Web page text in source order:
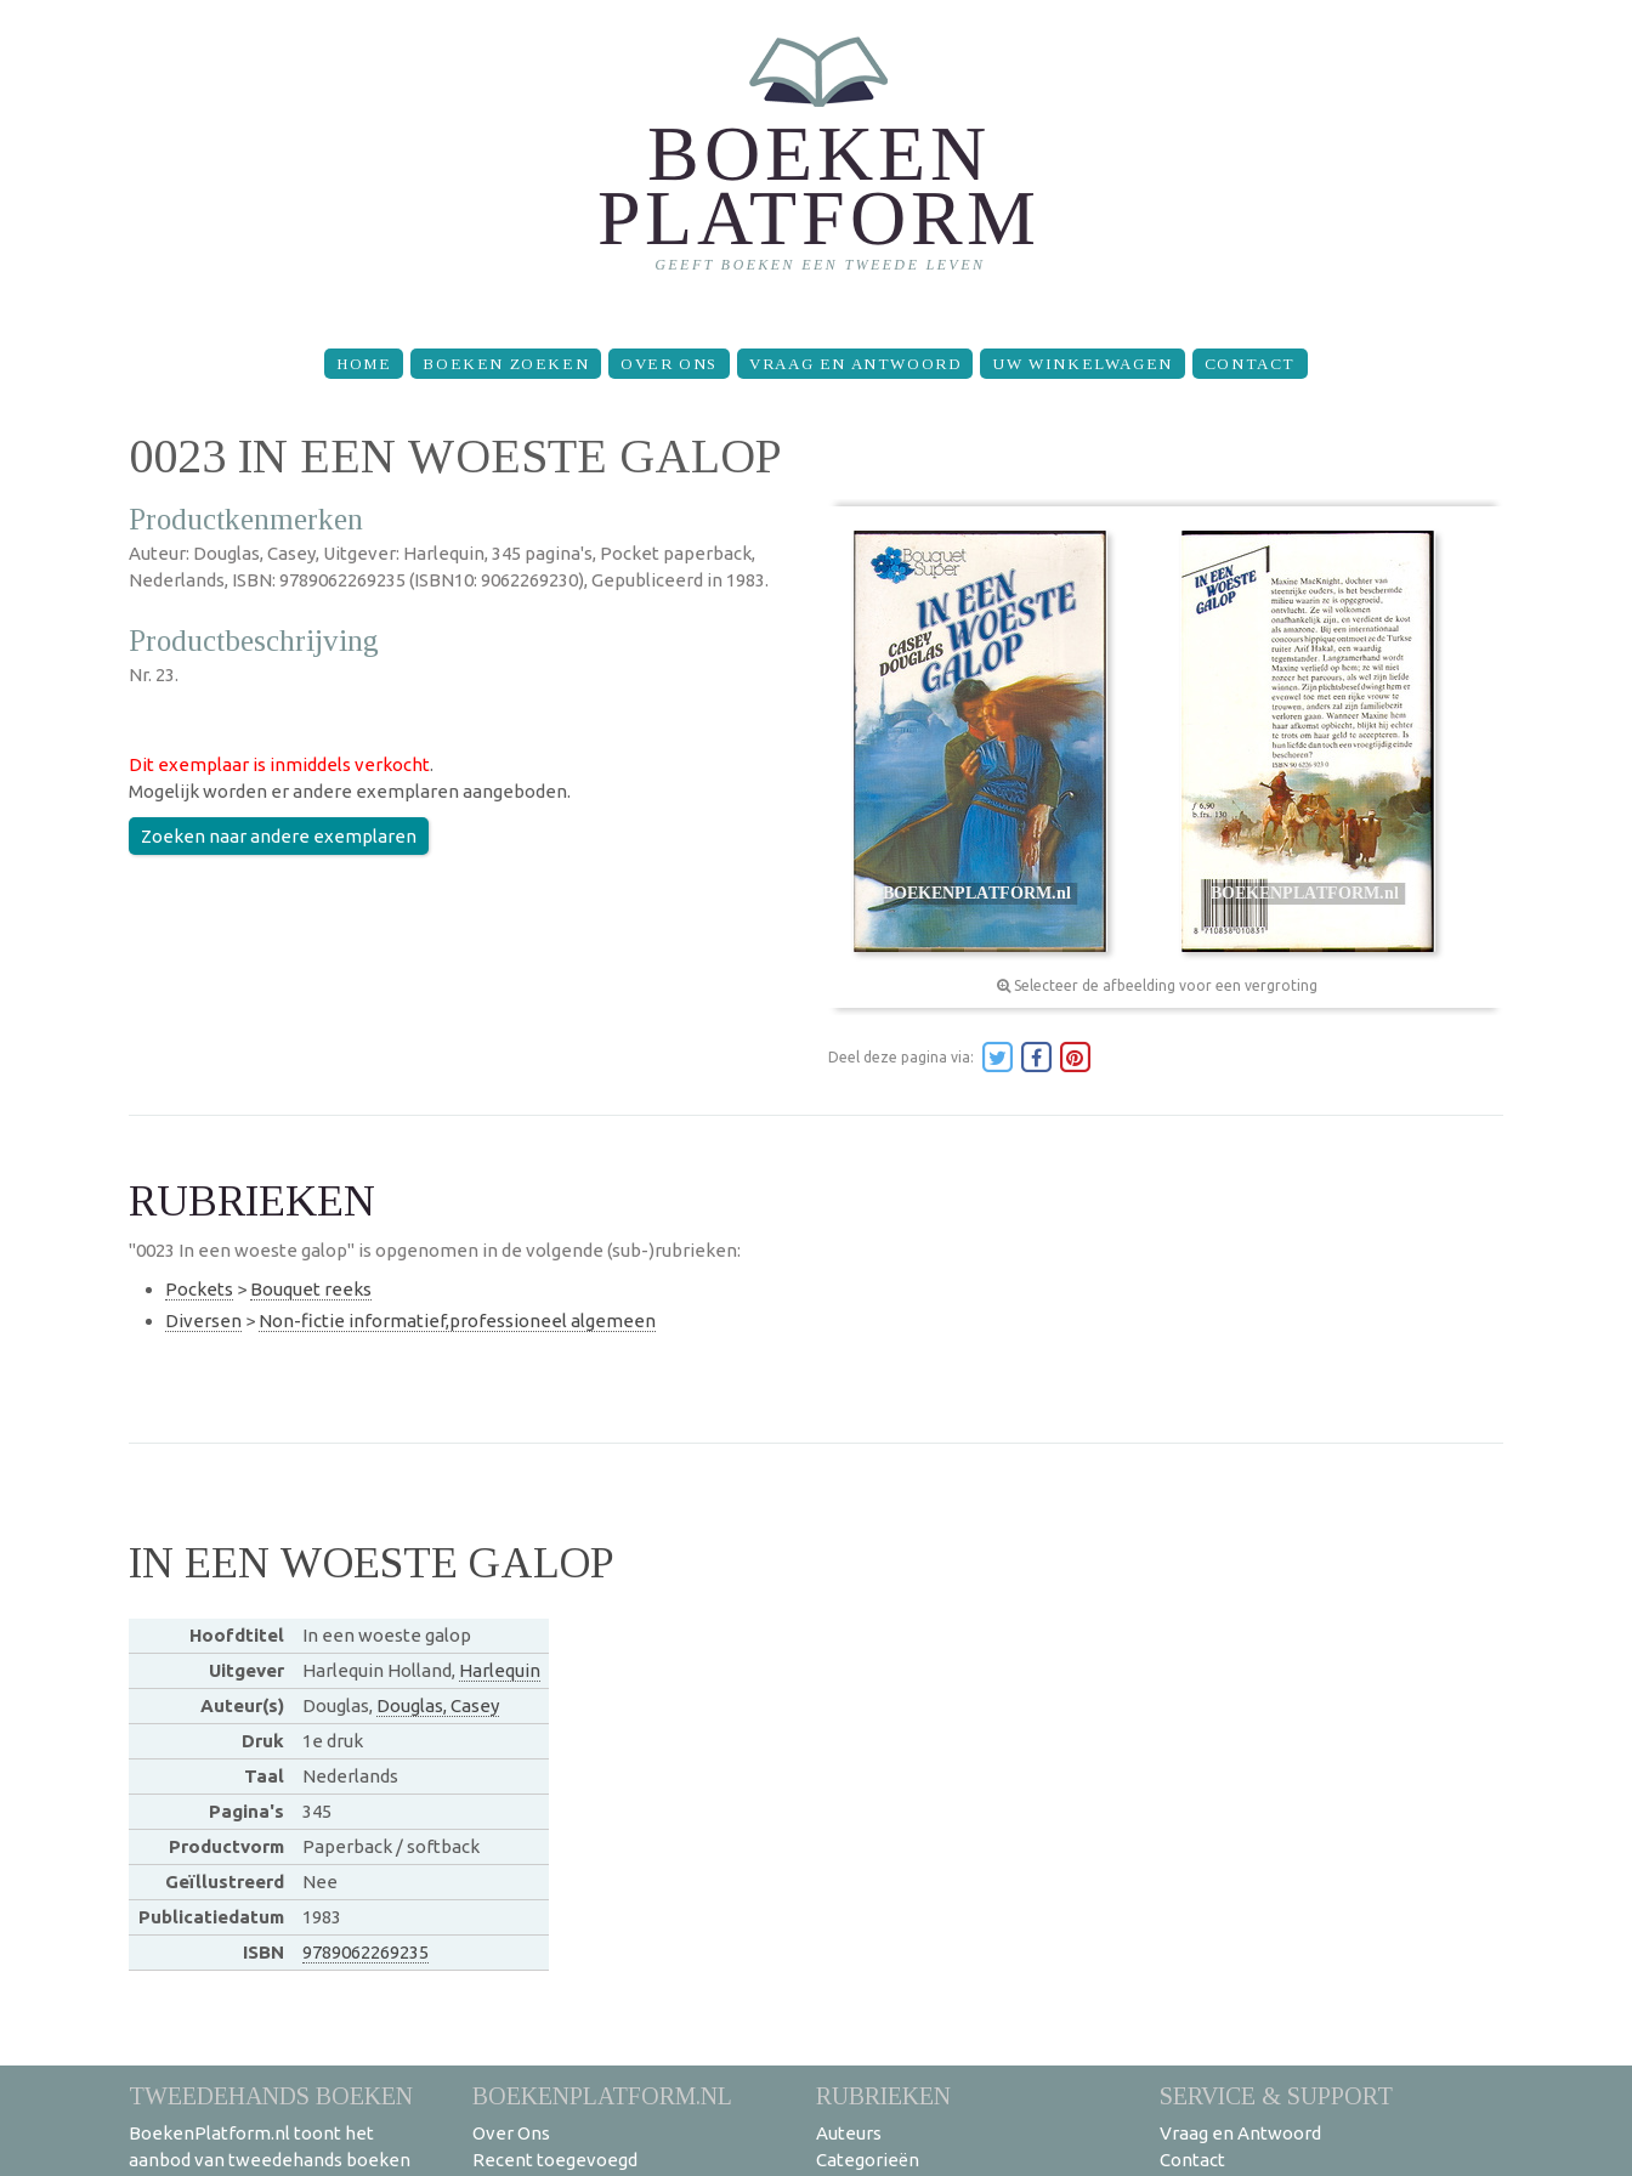
HOME BOEKEN ZOEKEN OVER ONS VRAAG EN ANTWOORD UW WINKELWAGEN CONTACT
0023 IN EEN WOESTE GALOP
Productkenmerken
Auteur: Douglas, Casey, Uitgever: Harlequin, 345 pagina's, Pocket paperback,
Nederlands, ISBN: 9789062269235 (ISBN10: 9062269230), Gepubliceerd in 1983.
Productbeschrijving
Nr. 23.
Dit exemplaar is inmiddels verkocht.
Mogelijk worden er andere exemplaren aangeboden.
Zoeken naar andere exemplaren
Selecteer de afbeelding voor een vergroting
Deel deze pagina via:
RUBRIEKEN
"0023 In een woeste galop" is opgenomen in de volgende (sub-)rubrieken:
Pockets > Bouquet reeks
Diversen > Non-fictie informatief,professioneel algemeen
IN EEN WOESTE GALOP
Hoofdtitel
In een woeste galop
Uitgever
Harlequin Holland, Harlequin
Auteur(s)
Douglas, Douglas, Casey
Druk
1e druk
Taal
Nederlands
Pagina's
345
Productvorm
Paperback / softback
Geïllustreerd
Nee
Publicatiedatum
1983
ISBN
9789062269235
TWEEDEHANDS BOEKEN
BoekenPlatform.nl toont het
aanbod van tweedehands boeken
BOEKENPLATFORM.NL
Over Ons
Recent toegevoegd
RUBRIEKEN
Auteurs
Categorieën
SERVICE & SUPPORT
Vraag en Antwoord
Contact